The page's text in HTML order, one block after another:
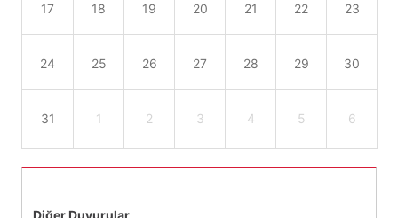
17 18 19 20 21 22 23
24 25 26 27 28 29 30
31 1 2 3 4 5 6